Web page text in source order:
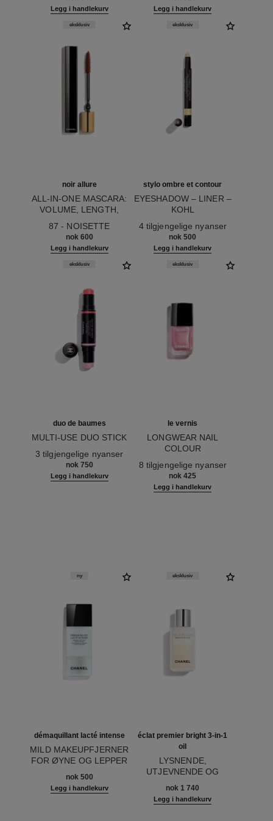
LEPPEPLEIE
Legg i handlekurv Legg i handlekurv
noir allure
ALL-IN-ONE MASCARA:
VOLUME, LENGTH,
eksklusiv
87 - NOISETTE
nok 600
Legg i handlekurv
stylo ombre et contour
EYESHADOW – LINER –
KOHL
eksklusiv
4 tilgjengelige nyanser
nok 500
Legg i handlekurv
duo de baumes
MULTI-USE DUO STICK
Ref. 151608
eksklusiv
3 tilgjengelige nyanser
nok 750
Legg i handlekurv
le vernis
LONGWEAR NAIL
COLOUR
Ref. 179413
eksklusiv
8 tilgjengelige nyanser
nok 425
Legg i handlekurv
démaquillant lacté intense
MILD MAKEUPFJERNER
FOR ØYNE OG LEPPER
ny
nok 500
Legg i handlekurv
éclat premier bright 3-in-1
oil
LYSNENDE,
UTJEVNENDE OG
TREFASE-OLJE
eksklusiv
nok 1 740
Legg i handlekurv